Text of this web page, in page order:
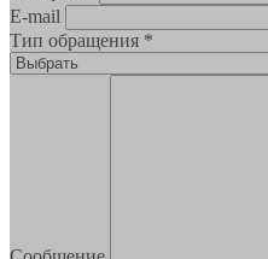
E-mail
Тип обращения *